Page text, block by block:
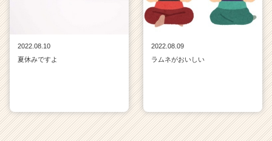
2022.08.10
夏休みですよ
2022.08.09
ラムネがおいしい